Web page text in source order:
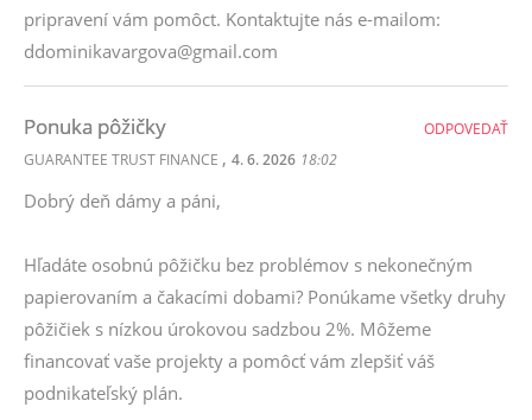
pripravení vám pomôct. Kontaktujte nás e-mailom:
ddominikavargova@gmail.com
Ponuka pôžičky
GUARANTEE TRUST FINANCE , 4. 6. 2026 18:02
Dobrý deň dámy a páni,
Hľadáte osobnú pôžičku bez problémov s nekonečným
papierovaním a čakacími dobami? Ponúkame všetky druhy
pôžičiek s nízkou úrokovou sadzbou 2%. Môžeme
financovať vaše projekty a pomôcť vám zlepšiť váš
podnikateľský plán.
ODPOVEDAŤ